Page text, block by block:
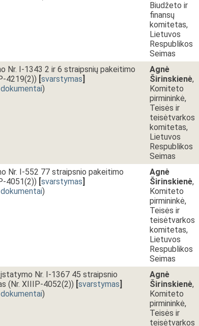
Biudžeto ir
finansų
komitetas,
Lietuvos
Respublikos
Seimas
Nr. I-1343 2 ir 6 straipsnių pakeitimo
4219(2)) [svarstymas]
)
Agnė
Širinskienė,
Komiteto
pirmininkė,
Teisės ir
teisėtvarkos
komitetas,
Lietuvos
Respublikos
Seimas
Nr. I-552 77 straipsnio pakeitimo
4051(2)) [svarstymas]
)
Agnė
Širinskienė,
Komiteto
pirmininkė,
Teisės ir
teisėtvarkos
komitetas,
Lietuvos
Respublikos
Seimas
Nr. I-1367 45 straipsnio
(Nr. XIIIP-4052(2)) [svarstymas]
)
Agnė
Širinskienė,
Komiteto
pirmininkė,
Teisės ir
teisėtvarkos